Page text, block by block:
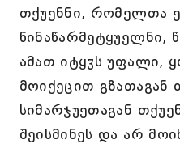
თქუენნი, რომელთა
წინაწარმეტყუელნი,
ამათ იტყჳს უფალი,
მოიქეცით
სიმარჯუეთაგან
შეისმინეს და არ